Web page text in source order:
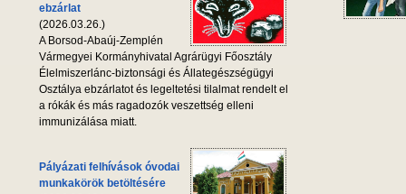
ebzárlat
(2026.03.26.)
A Borsod-Abaúj-Zemplén
Vármegyei Kormányhivatal Agrárügyi Főosztály
Élelmiszerlánc-biztonsági és Állategészségügyi
Osztálya ebzárlatot és legeltetési tilalmat rendelt el
a rókák és más ragadozók veszettség elleni
immunizálása miatt.
Pályázati felhívások óvodai
munkakörök betöltésére